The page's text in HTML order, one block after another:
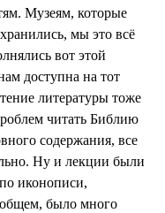
Музеям, которые
мы это всё
вот этой
доступна на тот
литературы тоже
читать Библию
содержания, все
Ну и лекции были
иконописи,
общем, было много